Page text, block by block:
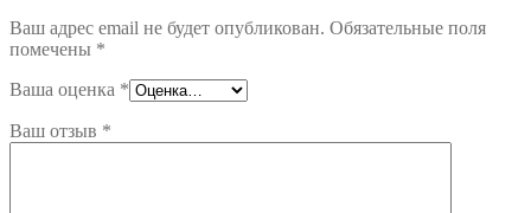
Ваш адрес email не будет опубликован. Обязательные поля
помечены *
Ваша оценка *
Ваш отзыв *